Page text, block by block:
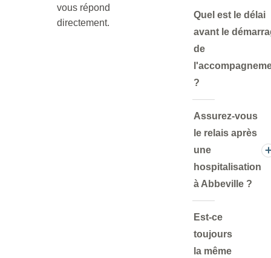
vous répond
directement.
Quel est le délai
avant le
de
?
Assurez-vous
le relais après
une
hospitalisation
à Abbeville ?
Est-ce
toujours
la même